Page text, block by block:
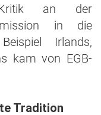
Kritik an der
in die
Irlands,
kam von EGB-
Tradition